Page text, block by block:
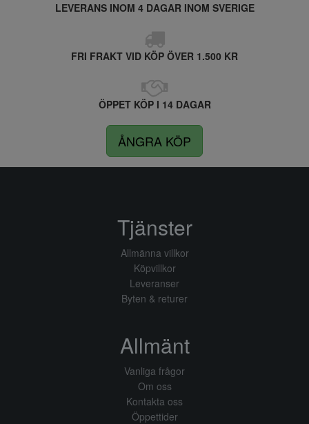
LEVERANS INOM 4 DAGAR INOM SVERIGE
FRI FRAKT VID KÖP ÖVER 1.500 KR
ÖPPET KÖP I 14 DAGAR
ÅNGRA KÖP
Tjänster
Allmänna villkor
Köpvillkor
Leveranser
Byten & returer
Allmänt
Vanliga frågor
Om oss
Kontakta oss
Öppettider